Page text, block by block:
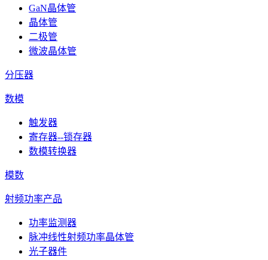
GaN晶体管
晶体管
二极管
微波晶体管
分压器
数模
触发器
寄存器--锁存器
数模转换器
模数
射频功率产品
功率监测器
脉冲线性射频功率晶体管
光子器件